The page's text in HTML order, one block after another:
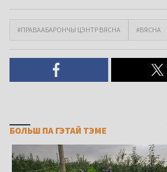
#ПРАВААБАРОНЧЫ ЦЭНТР ВЯСНА #ВЯСНА
БОЛЬШ ПА ГЭТАЙ ТЭМЕ